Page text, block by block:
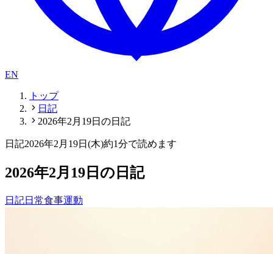
EN
トップ
日記
2026年2月19日の日記
日記2026年2月19日(木)約1分で読めます
2026年2月19日の日記
日記日常食事運動